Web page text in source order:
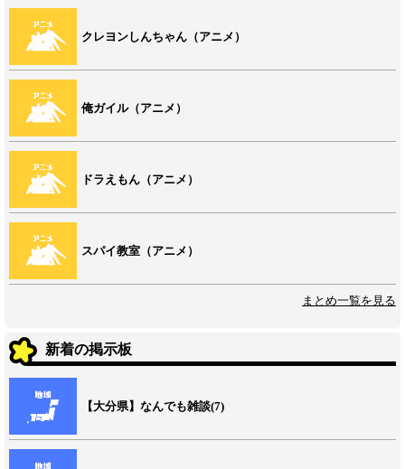
クレヨンしんちゃん（アニメ）
俺ガイル（アニメ）
ドラえもん（アニメ）
スパイ教室（アニメ）
まとめ一覧を見る
新着の掲示板
【大分県】なんでも雑談(7)